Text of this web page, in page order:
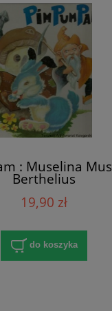
: Muselina
Berthelius
19,90 zł
do koszyka